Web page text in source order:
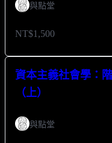
與點堂
NT$1,500
資本主義社會學：
（上）
與點堂